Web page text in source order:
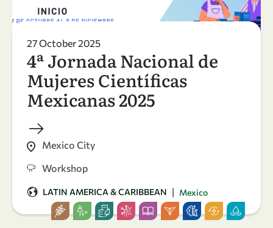
27 October 2025
4ª Jornada Nacional de
Mujeres Científicas
Mexicanas 2025
Mexico City
Workshop
LATIN AMERICA & CARIBBEAN | Mexico